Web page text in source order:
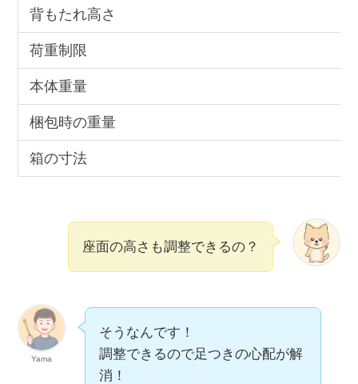
背もたれ高さ
荷重制限
本体重量
梱包時の重量
箱の寸法
座面の高さも調整できるの？
Yama
そうなんです！
調整できるので足つきの心配が解
消！